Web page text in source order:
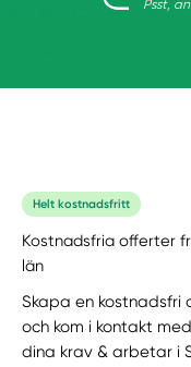
Psst,
Helt kostnadsfritt
Kostnadsfria offerter
län
Skapa en
och kom i kontakt
dina krav & arbetar i